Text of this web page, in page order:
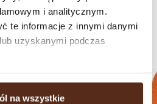
i analitycznym.
te informacje z innymi danymi
uzyskanymi podczas
na wszystkie
our brands